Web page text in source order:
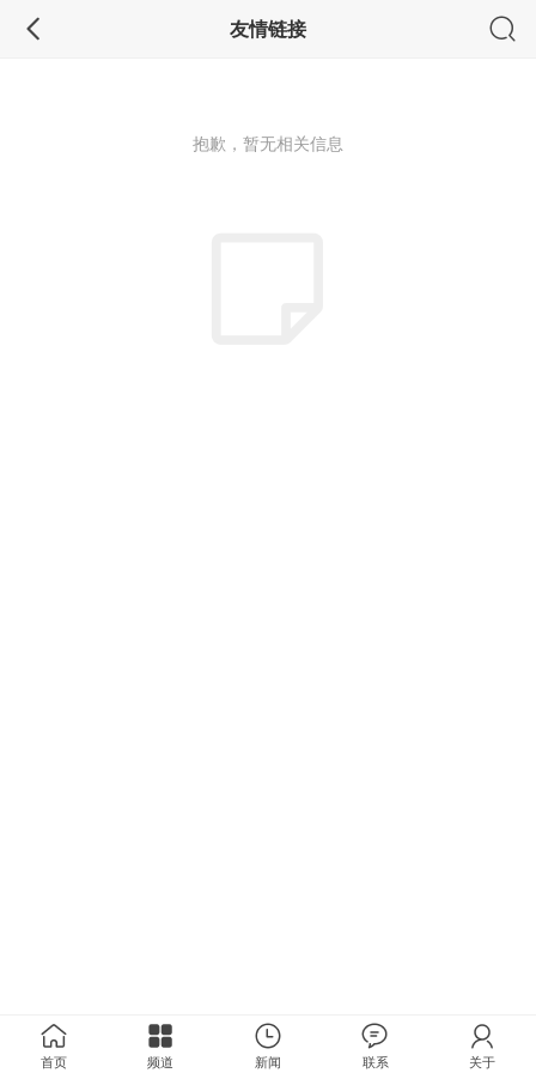
友情链接
抱歉，暂无相关信息
首页 频道 新闻 联系 关于